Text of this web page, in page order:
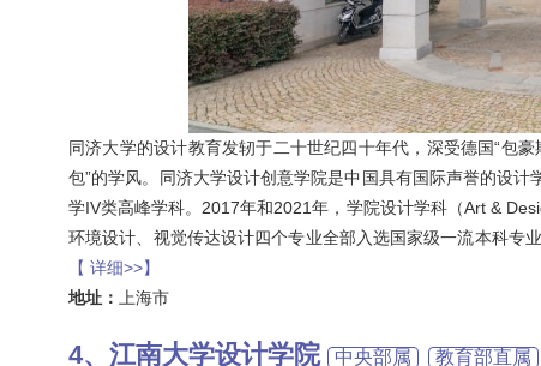
同济大学的设计教育发轫于二十世纪四十年代，深受德国“包
包”的学风。同济大学设计创意学院是中国具有国际声誉的设
学IV类高峰学科。2017年和2021年，学院设计学科（Art &
环境设计、视觉传达设计四个专业全部入选国家级一流本科专
【 详细>>】
地址： 上海市
江南大学设计学院 中央部属 教育部直属